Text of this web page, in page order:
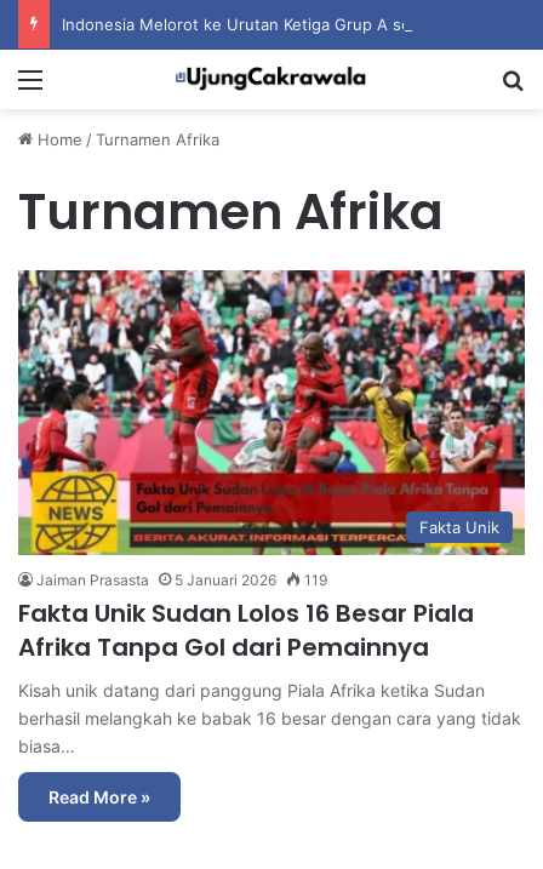
Home /Turnamen Afrika
Turnamen Afrika
Fakta Unik
Jaiman Prasasta 5 Januari 2026 119
Fakta Unik Sudan Lolos 16 Besar Piala
Afrika Tanpa Gol dari Pemainnya
Kisah unik datang dari panggung Piala Afrika ketika Sudan
berhasil melangkah ke babak 16 besar dengan cara yang tidak
biasa…
Read More »